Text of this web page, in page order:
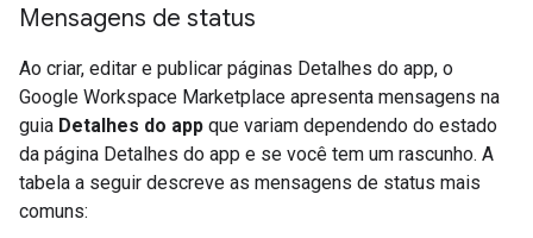
Mensagens de status
Ao criar, editar e publicar páginas Detalhes do app, o
Google Workspace Marketplace apresenta mensagens na
guia Detalhes do app que variam dependendo do estado
da página Detalhes do app e se você tem um rascunho. A
tabela a seguir descreve as mensagens de status mais
comuns: